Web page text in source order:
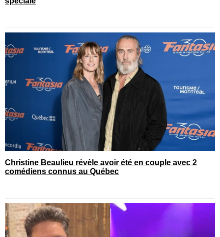
Christine Beaulieu révèle avoir été en couple avec 2
comédiens connus au Québec